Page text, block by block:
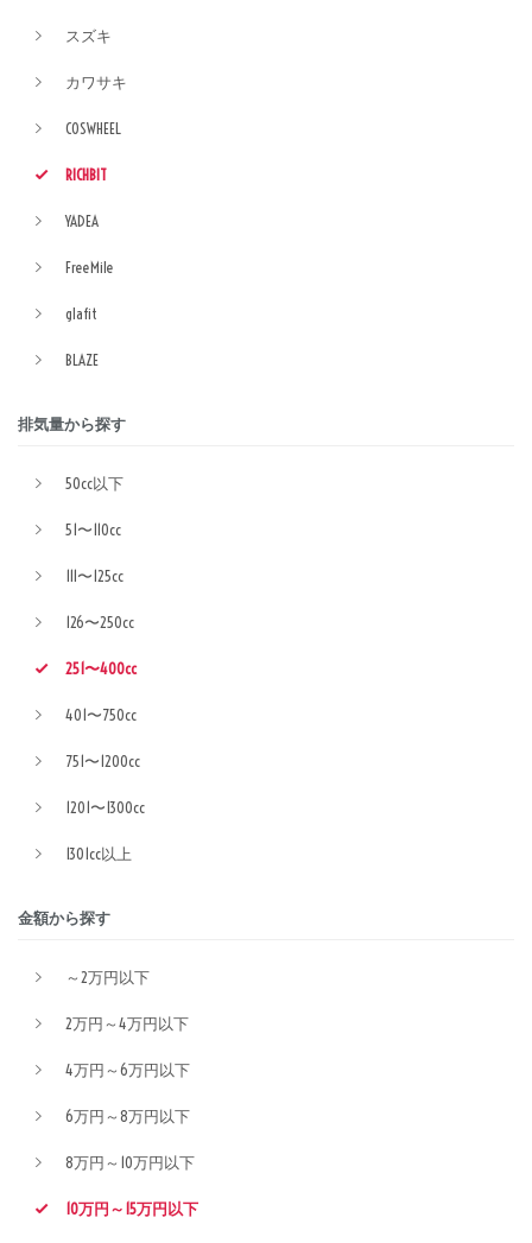
スズキ
カワサキ
COSWHEEL
RICHBIT
YADEA
FreeMile
glafit
BLAZE
排気量から探す
50cc以下
51〜110cc
111〜125cc
126〜250cc
251〜400cc
401〜750cc
751〜1200cc
1201〜1300cc
1301cc以上
金額から探す
～2万円以下
2万円～4万円以下
4万円～6万円以下
6万円～8万円以下
8万円～10万円以下
10万円～15万円以下